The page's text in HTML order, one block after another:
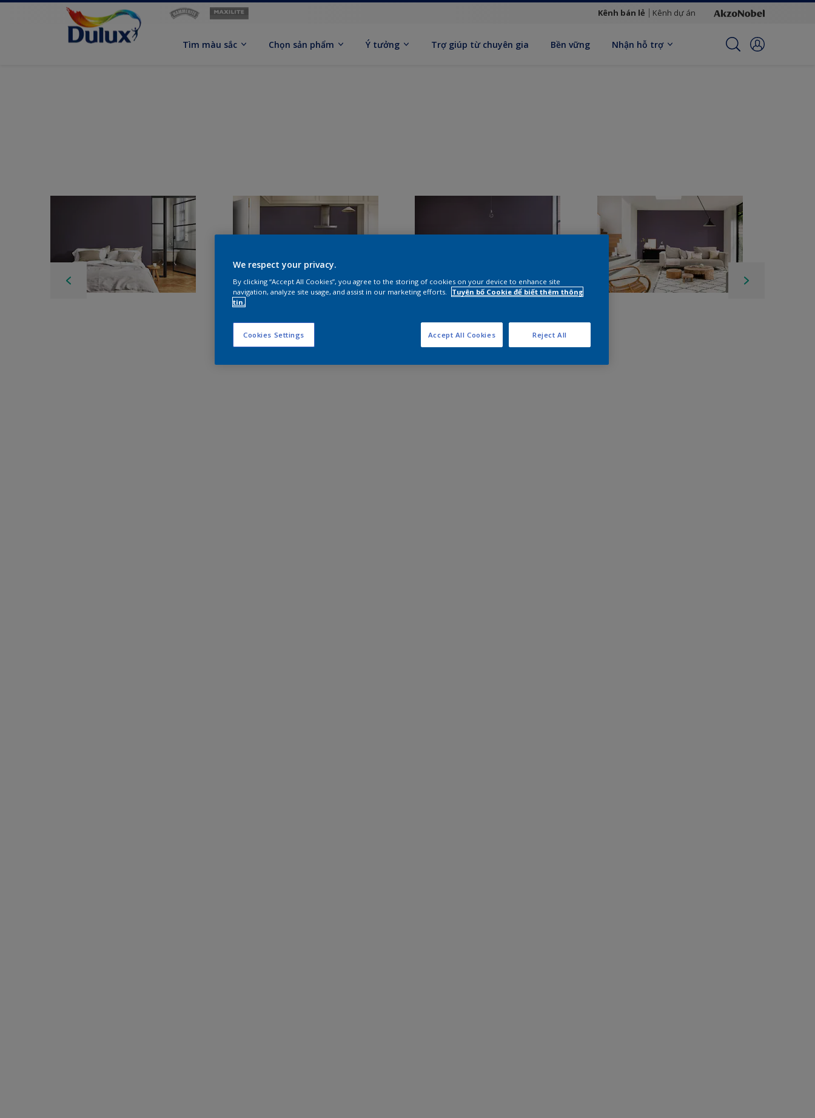
Kênh bán lẻ Kênh dự án
Tìm màu sắc Chọn sản phẩm Ý tưởng Trợ giúp từ chuyên gia Bền vững Nhận hỗ trợ
We respect your privacy.
By clicking “Accept All Cookies”, you agree to the storing of cookies on your device to enhance site
navigation, analyze site usage, and assist in our marketing efforts.
Tuyên bố Cookie để biết thêm thông
tin.
Cookies Settings Reject All
Accept All Cookies